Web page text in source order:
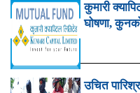
कुमारी
घोषणा,
उचित